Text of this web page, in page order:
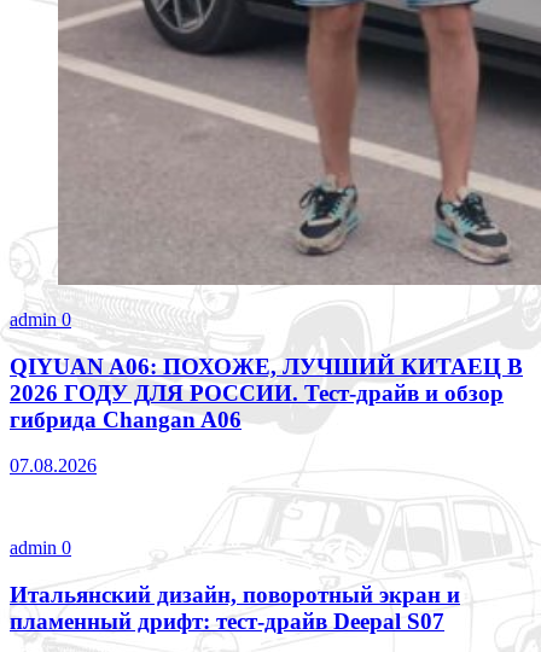
admin0
QIYUAN A06: ПОХОЖЕ, ЛУЧШИЙ КИТАЕЦ В
2026 ГОДУ ДЛЯ РОССИИ. Тест-драйв и обзор
гибрида Changan A06
07.08.2026
admin 0
Итальянский дизайн, поворотный экран и
пламенный дрифт: тест-драйв Deepal S07